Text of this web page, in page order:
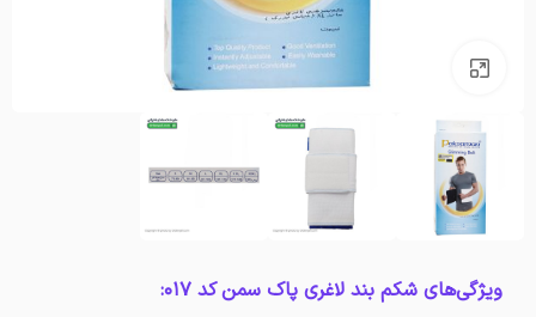
ویژگی‌های شکم بند لاغری پاک سمن کد 017: